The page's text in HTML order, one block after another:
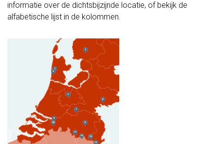
informatie over de dichtsbijzijnde locatie, of bekijk de
alfabetische lijst in de kolommen.